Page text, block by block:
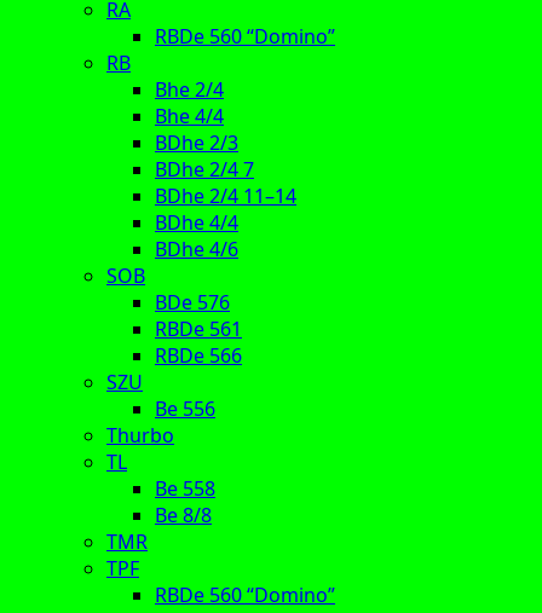
RA
RBDe 560 “Domino”
RB
Bhe 2/4
Bhe 4/4
BDhe 2/3
BDhe 2/4 7
BDhe 2/4 11–14
BDhe 4/4
BDhe 4/6
SOB
BDe 576
RBDe 561
RBDe 566
SZU
Be 556
Thurbo
TL
Be 558
Be 8/8
TMR
TPF
RBDe 560 “Domino”